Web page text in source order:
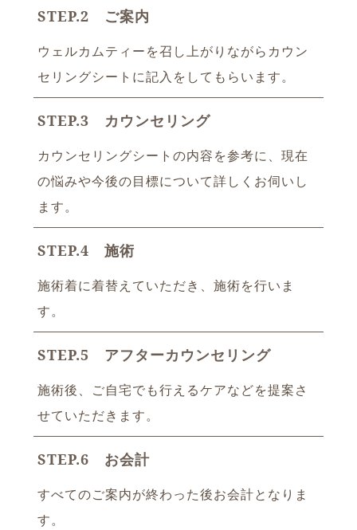
STEP.2 ご案内
ウェルカムティーを召し上がりながらカウン
セリングシートに記入をしてもらいます。
STEP.3 カウンセリング
カウンセリングシートの内容を参考に、現在
の悩みや今後の目標について詳しくお伺いし
ます。
STEP.4 施術
施術着に着替えていただき、施術を行いま
す。
STEP.5 アフターカウンセリング
施術後、ご自宅でも行えるケアなどを提案さ
せていただきます。
STEP.6 お会計
すべてのご案内が終わった後お会計となりま
す。